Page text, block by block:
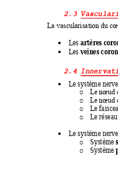
2.3
La vascularisation du
 Les artères
 Les veines
2.4
 Le système
o Le nœud
o Le nœud
o Le
o Le
 Le système
o Système
o Système